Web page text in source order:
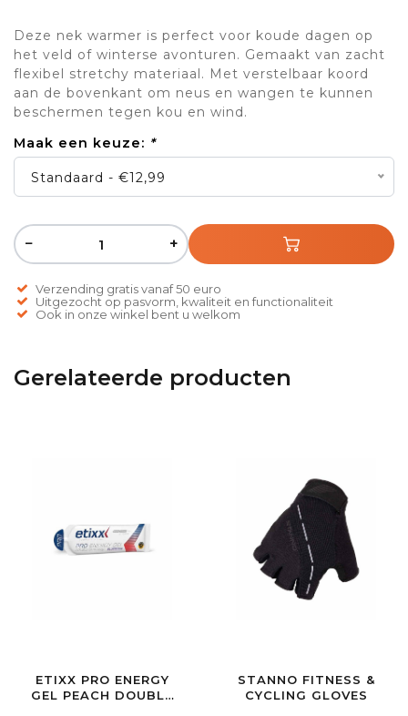
Deze nek warmer is perfect voor koude dagen op
het veld of winterse avonturen. Gemaakt van zacht
flexibel stretchy materiaal. Met verstelbaar koord
aan de bovenkant om neus en wangen te kunnen
beschermen tegen kou en wind.
Maak een keuze: *
Standaard - €12,99
− +
Verzending gratis vanaf 50 euro
Uitgezocht op pasvorm, kwaliteit en functionaliteit
Ook in onze winkel bent u welkom
Gerelateerde producten
ETIXX PRO ENERGY
GEL PEACH DOUBLE
STANNO FITNESS &
CYCLING GLOVES